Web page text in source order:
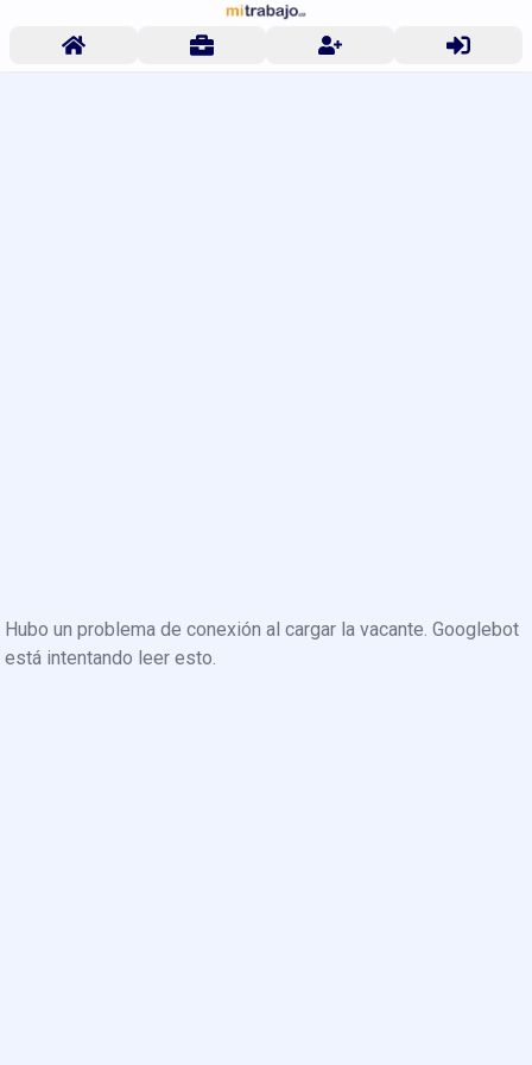
Hubo un problema de conexión al cargar la vacante. Googlebot
está intentando leer esto.